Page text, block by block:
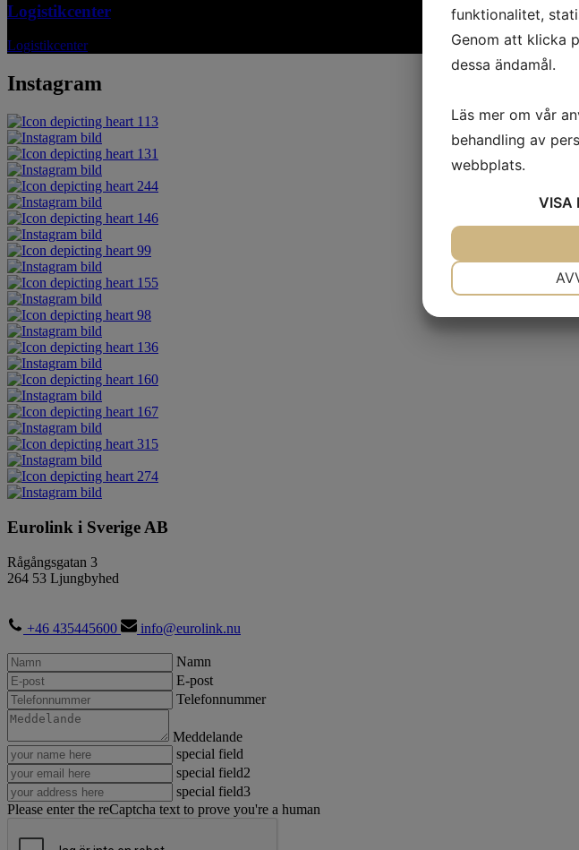
Logistikcenter
Logistikcenter
Instagram
113
131
244
146
99
155
98
136
160
167
315
274
Eurolink i Sverige AB
Rågångsgatan 3
264 53 Ljungbyhed
+46 435445600 info@eurolink.nu
Namn
E-post
Telefonnummer
Meddelande
special field
special field2
special field3
Please enter the reCaptcha text to prove you're a human
funktionalitet,
Genom att klicka
dessa ändamål.
Läs mer om vår
behandling av
webbplats.
VISA